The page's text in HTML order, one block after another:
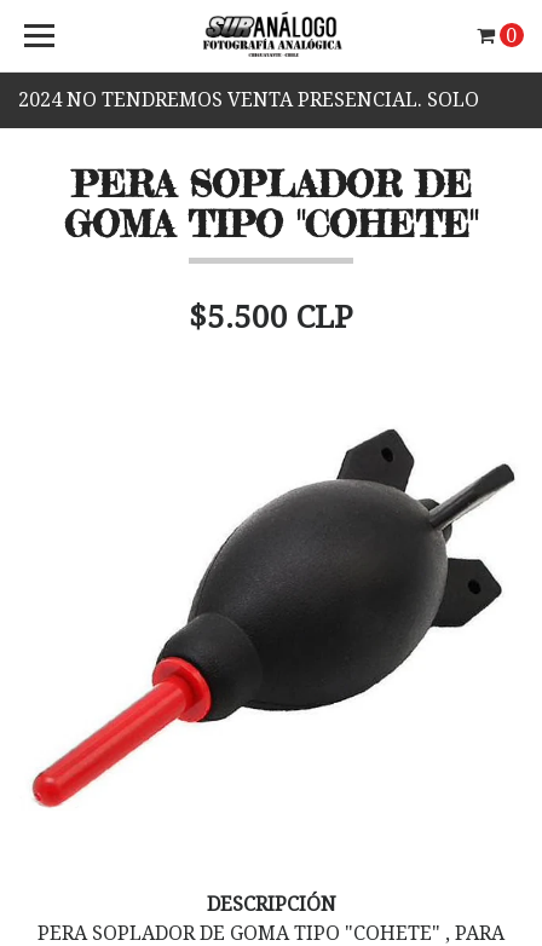
2024 NO TENDREMOS VENTA PRESENCIAL. SOLO
0
PERA SOPLADOR DE
GOMA TIPO "COHETE"
$5.500 CLP
DESCRIPCIÓN
PERA SOPLADOR DE GOMA TIPO "COHETE" , PARA